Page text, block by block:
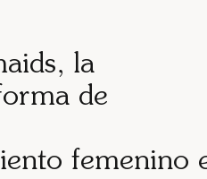
la
de
femenino